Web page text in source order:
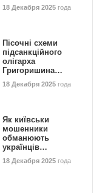
18 Декабря 2025 года
Пісочні схеми
підсанкційного
олігарха
Григоришина…
18 Декабря 2025 года
Як київськи
мошенники
обманюють
українців…
18 Декабря 2025 года